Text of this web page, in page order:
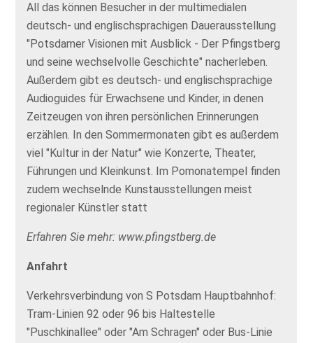
All das können Besucher in der multimedialen
deutsch- und englischsprachigen Dauerausstellung
"Potsdamer Visionen mit Ausblick - Der Pfingstberg
und seine wechselvolle Geschichte" nacherleben.
Außerdem gibt es deutsch- und englischsprachige
Audioguides für Erwachsene und Kinder, in denen
Zeitzeugen von ihren persönlichen Erinnerungen
erzählen. In den Sommermonaten gibt es außerdem
viel "Kultur in der Natur" wie Konzerte, Theater,
Führungen und Kleinkunst. Im Pomonatempel finden
zudem wechselnde Kunstausstellungen meist
regionaler Künstler statt
Erfahren Sie mehr: www.pfingstberg.de
Anfahrt
Verkehrsverbindung von S Potsdam Hauptbahnhof:
Tram-Linien 92 oder 96 bis Haltestelle
"Puschkinallee" oder "Am Schragen" oder Bus-Linie